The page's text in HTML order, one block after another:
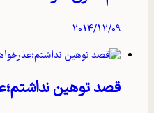
2014/12/09
قصد توهین